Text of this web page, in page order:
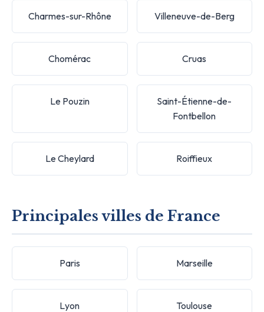
Charmes-sur-Rhône Villeneuve-de-Berg
Chomérac Cruas
Le Pouzin
Saint-Étienne-de-
Fontbellon
Le Cheylard Roiffieux
Principales villes de France
Paris Marseille
Lyon Toulouse